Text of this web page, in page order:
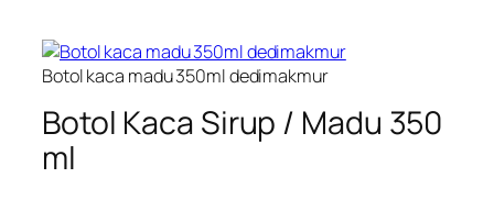
Botol kaca madu 350ml dedimakmur
Botol Kaca Sirup / Madu 350
ml